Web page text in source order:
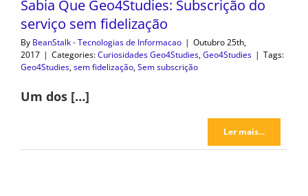
Sabia Que Geo4Studies: Subscrição do
serviço sem fidelização
By BeanStalk - Tecnologias de Informacao | Outubro 25th,
2017 | Categories:Curiosidades Geo4Studies,Geo4Studies | Tags:
Geo4Studies,sem fidelização,Sem subscrição
Um dos […]
Ler mais...